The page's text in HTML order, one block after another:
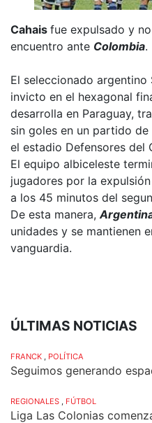
Cahais fue expulsado y
encuentro ante Colombia.
El seleccionado
invicto en el hexagonal
desarrolla en Paraguay,
sin goles en un partido
el estadio Defensores del
El equipo albiceleste
jugadores por la
a los 45 minutos del
De esta manera,
unidades y se mantienen
vanguardia.
ÚLTIMAS NOTICIAS
FRANCK , POLÍTICA
Seguimos generando
REGIONALES , FÚTBOL
Liga Las Colonias